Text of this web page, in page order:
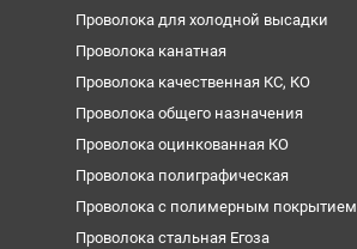
Проволока для холодной высадки
Проволока канатная
Проволока качественная КС, КО
Проволока общего назначения
Проволока оцинкованная КО
Проволока полиграфическая
Проволока с полимерным покрытием
Проволока стальная Егоза